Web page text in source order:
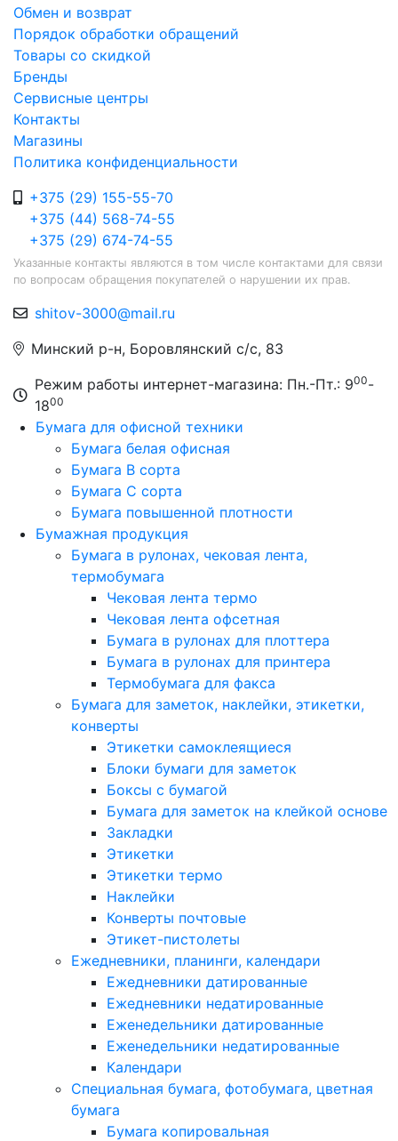
Обмен и возврат
Порядок обработки обращений
Товары со скидкой
Бренды
Сервисные центры
Контакты
Магазины
Политика конфиденциальности
+375 (29) 155-55-70
+375 (44) 568-74-55
+375 (29) 674-74-55
Указанные контакты являются в том числе контактами для связи
по вопросам обращения покупателей о нарушении их прав.
shitov-3000@mail.ru
Минский р-н, Боровлянский с/с, 83
Режим работы интернет-магазина: Пн.-Пт.: 900-
1800
Бумага для офисной техники
Бумага белая офисная
Бумага B сорта
Бумага C сорта
Бумага повышенной плотности
Бумажная продукция
Бумага в рулонах, чековая лента,
термобумага
Чековая лента термо
Чековая лента офсетная
Бумага в рулонах для плоттера
Бумага в рулонах для принтера
Термобумага для факса
Бумага для заметок, наклейки, этикетки,
конверты
Этикетки самоклеящиеся
Блоки бумаги для заметок
Боксы с бумагой
Бумага для заметок на клейкой основе
Закладки
Этикетки
Этикетки термо
Наклейки
Конверты почтовые
Этикет-пистолеты
Ежедневники, планинги, календари
Ежедневники датированные
Ежедневники недатированные
Еженедельники датированные
Еженедельники недатированные
Календари
Специальная бумага, фотобумага, цветная
бумага
Бумага копировальная